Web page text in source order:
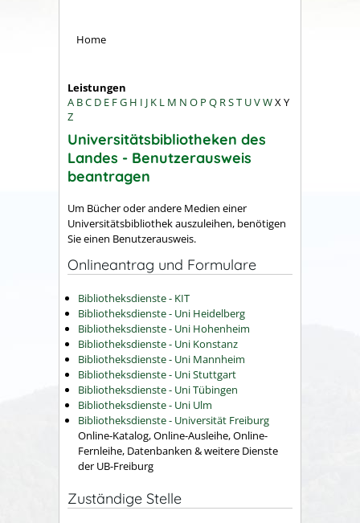
Home
Leistungen
A BC D E FG H I J K L M N O P Q RST UVWXY
Z
Universitätsbibliotheken des
Landes - Benutzerausweis
beantragen
Um Bücher oder andere Medien einer
Universitätsbibliothek auszuleihen, benötigen
Sie einen Benutzerausweis.
Onlineantrag und Formulare
Bibliotheksdienste - KIT
Bibliotheksdienste - Uni Heidelberg
Bibliotheksdienste - Uni Hohenheim
Bibliotheksdienste - Uni Konstanz
Bibliotheksdienste - Uni Mannheim
Bibliotheksdienste - Uni Stuttgart
Bibliotheksdienste - Uni Tübingen
Bibliotheksdienste - Uni Ulm
Bibliotheksdienste - Universität Freiburg
Online-Katalog, Online-Ausleihe, Online-
Fernleihe, Datenbanken & weitere Dienste
der UB-Freiburg
Zuständige Stelle